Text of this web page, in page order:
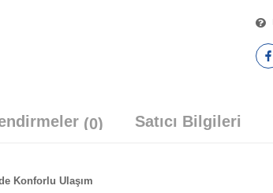
(0) Satıcı Bilgileri
Konforlu Ulaşım